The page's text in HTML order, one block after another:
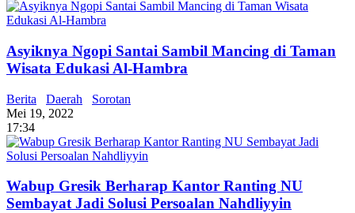
Asyiknya Ngopi Santai Sambil Mancing di Taman
Wisata Edukasi Al-Hambra
Berita Daerah
Sorotan
Mei 19, 2022
17:34
Wabup Gresik Berharap Kantor Ranting NU
Sembayat Jadi Solusi Persoalan Nahdliyyin